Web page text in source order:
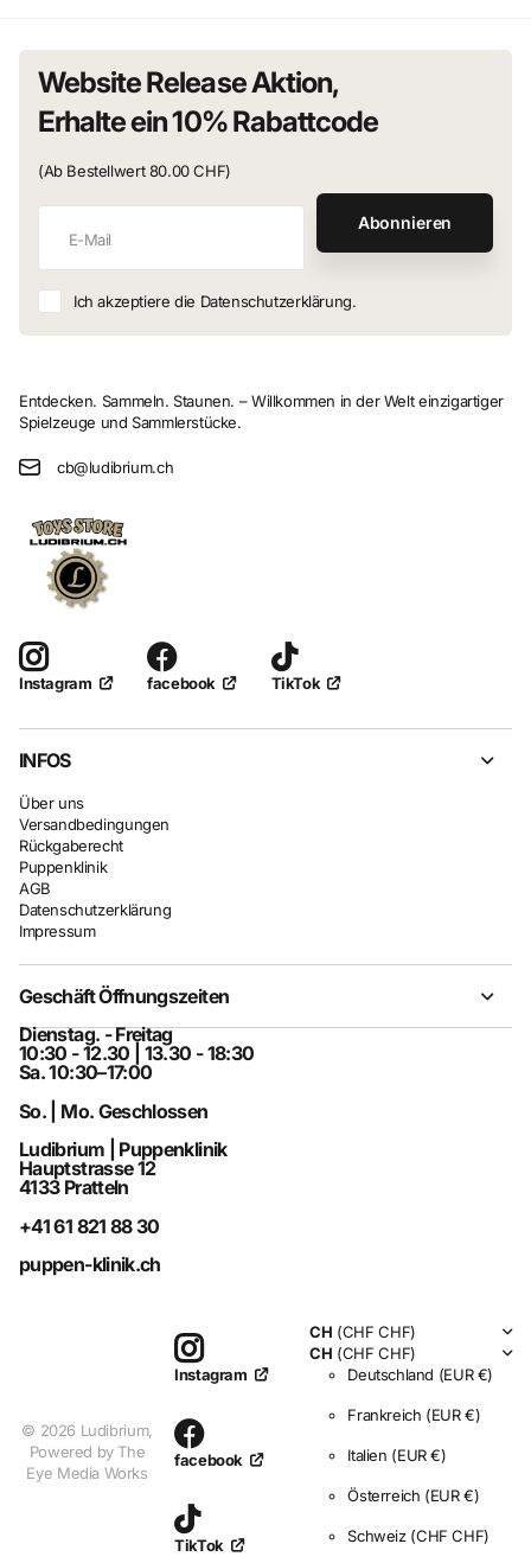
Website Release Aktion,
Erhalte ein 10% Rabattcode
(Ab Bestellwert 80.00 CHF)
Abonnieren
Ich akzeptiere die Datenschutzerklärung.
Entdecken. Sammeln. Staunen. – Willkommen in der Welt einzigartiger
Spielzeuge und Sammlerstücke.
cb@ludibrium.ch
Instagram facebook TikTok
INFOS
Über uns
Versandbedingungen
Rückgaberecht
Puppenklinik
AGB
Datenschutzerklärung
Impressum
Geschäft Öffnungszeiten
Dienstag. - Freitag
10:30 - 12.30 | 13.30 - 18:30
Sa. 10:30–17:00
So. | Mo. Geschlossen
Ludibrium | Puppenklinik
Hauptstrasse 12
4133 Pratteln
+41 61 821 88 30
puppen-klinik.ch
© 2026 Ludibrium,
Powered by The
Eye Media Works
Instagram
facebook
TikTok
CH (CHF CHF)
CH (CHF CHF)
Deutschland (EUR €)
Frankreich (EUR €)
Italien (EUR €)
Österreich (EUR €)
Schweiz (CHF CHF)